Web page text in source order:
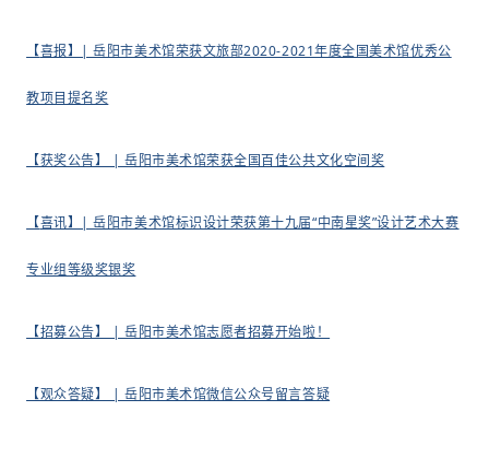
【喜报】| 岳阳市美术馆荣获文旅部2020-2021年度全国美术馆优秀公
教项目提名奖
【获奖公告】 | 岳阳市美术馆荣获全国百佳公共文化空间奖
【喜讯】| 岳阳市美术馆标识设计荣获第十九届“中南星奖”设计艺术大赛
专业组等级奖银奖
【招募公告】 | 岳阳市美术馆志愿者招募开始啦！
【观众答疑】 | 岳阳市美术馆微信公众号留言答疑